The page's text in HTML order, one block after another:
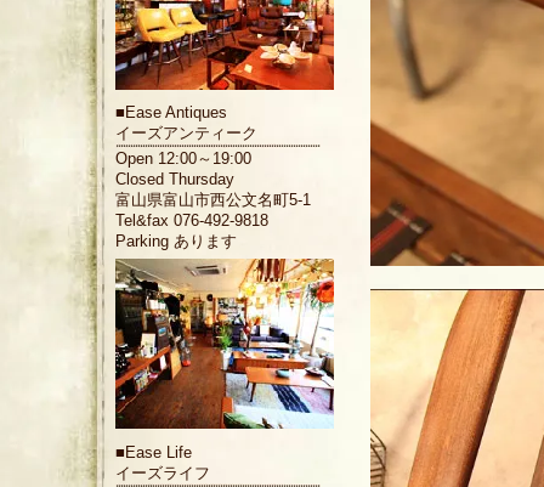
■ Ease Antiques
イーズアンティーク
Open 12:00～19:00
Closed Thursday
富山県富山市西公文名町5-1
Tel&fax 076-492-9818
Parking あります
■ Ease Life
イーズライフ